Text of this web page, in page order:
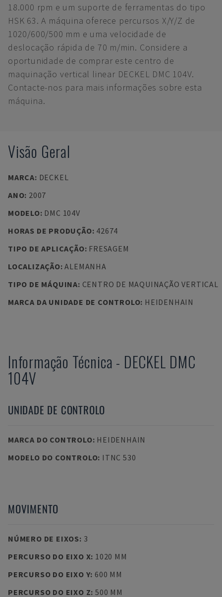
18.000 rpm e um suporte de ferramentas do tipo
HSK 63. A máquina oferece percursos X/Y/Z de
1020/600/500 mm e uma velocidade de
deslocação rápida de 70 m/min. Considere a
oportunidade de comprar este centro de
maquinação vertical linear DECKEL DMC 104V.
Contacte-nos para mais informações sobre esta
máquina.
Visão Geral
MARCA: DECKEL
ANO: 2007
MODELO: DMC 104V
HORAS DE PRODUÇÃO: 42674
TIPO DE APLICAÇÃO: FRESAGEM
LOCALIZAÇÃO:ALEMANHA
TIPO DE MÁQUINA: CENTRO DE MAQUINAÇÃO VERTICAL
MARCA DA UNIDADE DE CONTROLO: HEIDENHAIN
Informação Técnica - DECKEL DMC
104V
UNIDADE DE CONTROLO
MARCA DO CONTROLO: HEIDENHAIN
MODELO DO CONTROLO: ITNC 530
MOVIMENTO
NÚMERO DE EIXOS: 3
PERCURSO DO EIXO X: 1020 MM
PERCURSO DO EIXO Y: 600 MM
PERCURSO DO EIXO Z: 500 MM